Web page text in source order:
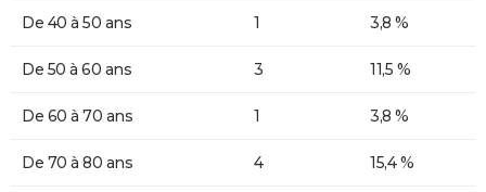
De 40 à 50 ans 1 3,8 %
De 50 à 60 ans 3 11,5 %
De 60 à 70 ans 1 3,8 %
De 70 à 80 ans 4 15,4 %